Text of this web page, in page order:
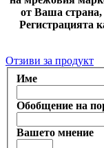
от Ваша страна,
Регистрацията
Отзиви за продукт
Име
Обобщение на
Вашето мнение